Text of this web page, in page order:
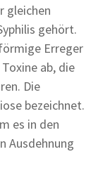
gleichen
gehört.
Erreger
ab, die
Die
bezeichnet.
es in den
Ausdehnung